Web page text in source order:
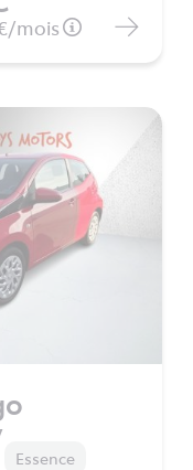
/mois
Essence